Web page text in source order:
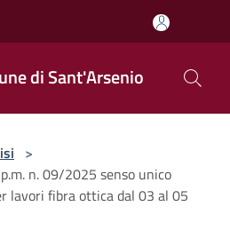
di Sant'Arsenio
>
n. 09/2025 senso unico
lavori fibra ottica dal 03 al 05